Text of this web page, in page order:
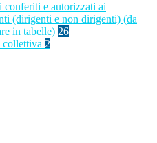
conferiti e autorizzati ai
(dirigenti e non dirigenti) (da
in tabelle) 26
collettiva 2